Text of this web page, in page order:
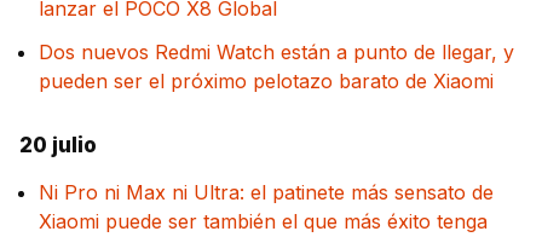
lanzar el POCO X8 Global
Dos nuevos Redmi Watch están a punto de llegar, y
pueden ser el próximo pelotazo barato de Xiaomi
20 julio
Ni Pro ni Max ni Ultra: el patinete más sensato de
Xiaomi puede ser también el que más éxito tenga